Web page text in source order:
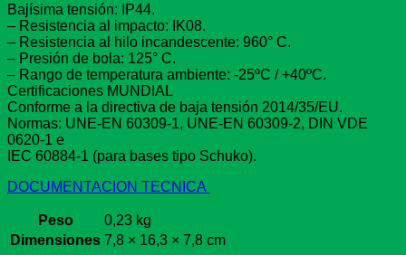
Bajísima tensión: IP44.
– Resistencia al impacto: IK08.
– Resistencia al hilo incandescente: 960° C.
– Presión de bola: 125° C.
– Rango de temperatura ambiente: -25ºC / +40ºC.
Certificaciones MUNDIAL
Conforme a la directiva de baja tensión 2014/35/EU.
Normas: UNE-EN 60309-1, UNE-EN 60309-2, DIN VDE
0620-1 e
IEC 60884-1 (para bases tipo Schuko).
DOCUMENTACION TECNICA
Peso
0,23 kg
Dimensiones 7,8 × 16,3 × 7,8 cm